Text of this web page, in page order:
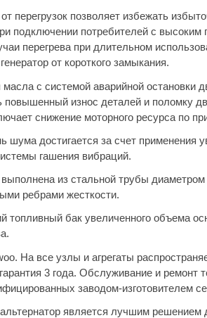
перегрузок позволяет избежать
подключении потребителей с высоким
перегрева при длительном
от короткого замыкания.
с системой аварийной остановки
повышенный износ деталей и поломку
снижение моторного ресурса по
шума достигается за счет применения
гашения вибраций.
из стальной трубы
ребрами жесткости.
топливный бак увеличенного объема
На все узлы и агрегаты
3 года. Обслуживание и ремонт
заводом-изготовителем
является лучшим решением